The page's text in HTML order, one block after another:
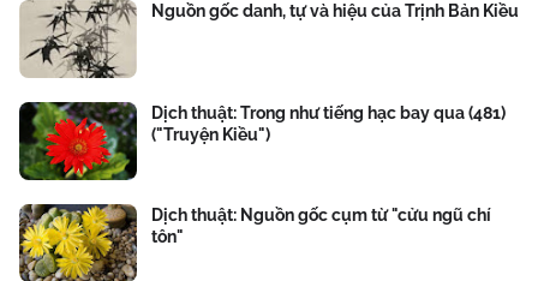
Nguồn gốc danh, tự và hiệu của Trịnh Bản Kiều
Dịch thuật: Trong như tiếng hạc bay qua (481)
("Truyện Kiều")
Dịch thuật: Nguồn gốc cụm từ "cửu ngũ chí
tôn"